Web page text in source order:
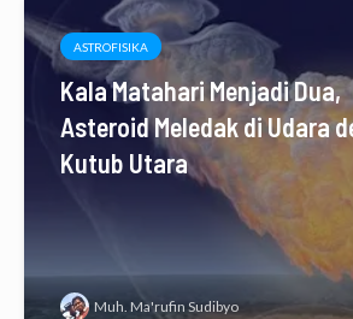
ASTROFISIKA
Kala Matahari Menjadi Dua,
Asteroid Meledak di Udara
Kutub Utara
Muh. Ma'rufin Sudibyo